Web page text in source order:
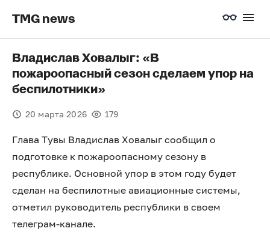
TMG news
Владислав Ховалыг: «В
пожароопасный сезон сделаем упор на
беспилотники»
20 марта 2026 179
Глава Тувы Владислав Ховалыг сообщил о
подготовке к пожароопасному сезону в
республике. Основной упор в этом году будет
сделан на беспилотные авиационные системы,
отметил руководитель республики в своем
телеграм-канале.